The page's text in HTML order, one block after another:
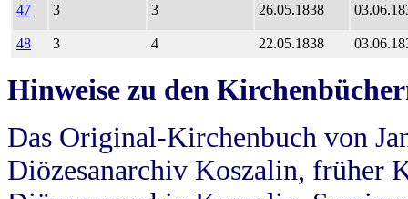
47 3 3 26.05.1838
48 3 4 22.05.1838
Hinweise zu den
Das Original-Kirchenbuch von
Diözesanarchiv Koszalin, früher